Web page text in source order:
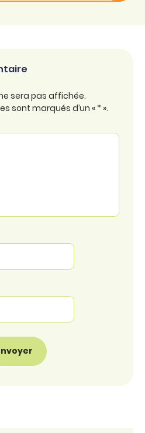
sera pas affichée.
sont marqués d’un « * ».